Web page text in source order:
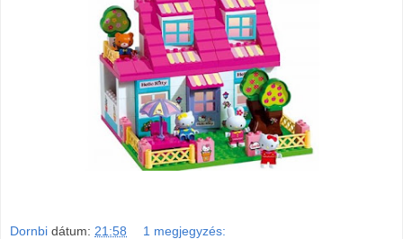
Dornbi dátum: 21:58 1 megjegyzés: